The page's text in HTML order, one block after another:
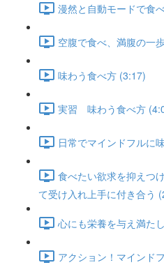
漫然と自動モードで食
空腹で食べ、満腹の一
味わう食べ方 (3:17)
実習 味わう食べ方
日常でマインドフルに
食べたい欲求を抑えつ
て受け入れ上手に付き合う
心にも栄養を与え満た
アクション！マインド